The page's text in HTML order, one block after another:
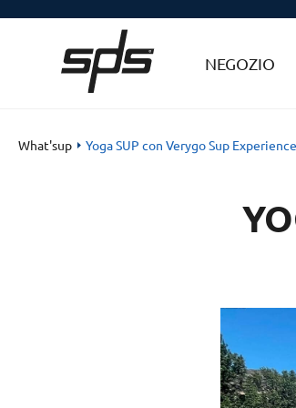
NEGOZIO
What'sup Yoga SUP con Verygo Sup Experience